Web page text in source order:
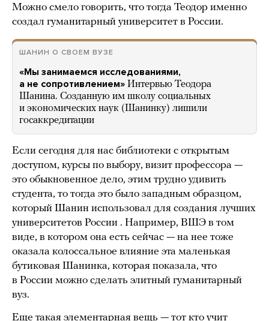
Можно смело говорить, что тогда Теодор именно
создал гуманитарный университет в России.
ШАНИН О СВОЕМ ВУЗЕ
«Мы занимаемся исследованиями,
а не сопротивлением» Интервью Теодора
Шанина. Созданную им школу социальных
и экономических наук (Шанинку) лишили
госаккредитации
Если сегодня для нас библиотеки с открытым
доступом, курсы по выбору, визит профессора —
это обыкновенное дело, этим трудно удивить
студента, то тогда это было западным образцом,
который Шанин использовал для создания лучших
университетов России . Например, ВШЭ в том
виде, в котором она есть сейчас — на нее тоже
оказала колоссальное влияние эта маленькая
бутиковая Шанинка, которая показала, что
в России можно сделать элитный гуманитарный
вуз.
Еще такая элементарная вещь — тот кто учит